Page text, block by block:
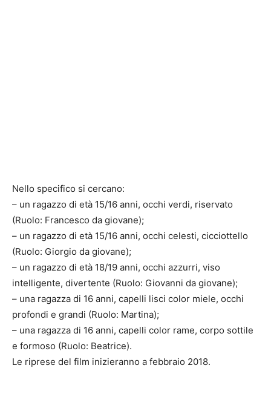
Nello specifico si cercano:
– un ragazzo di età 15/16 anni, occhi verdi, riservato
(Ruolo: Francesco da giovane);
– un ragazzo di età 15/16 anni, occhi celesti, cicciottello
(Ruolo: Giorgio da giovane);
– un ragazzo di età 18/19 anni, occhi azzurri, viso
intelligente, divertente (Ruolo: Giovanni da giovane);
– una ragazza di 16 anni, capelli lisci color miele, occhi
profondi e grandi (Ruolo: Martina);
– una ragazza di 16 anni, capelli color rame, corpo sottile
e formoso (Ruolo: Beatrice).
Le riprese del film inizieranno a febbraio 2018.